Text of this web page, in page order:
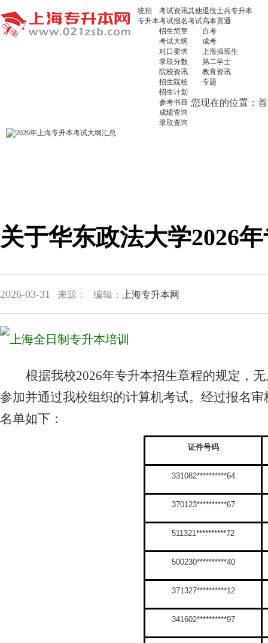
统招
专升本
考试资讯
考试报名
招生简章
考试大纲
对口要求
录取分数
院校资讯
招生院校
招生计划
参考书目
成绩查询
录取查询
其他
考试
退役士兵专升本
高本贯通
自考
成考
上海插班生
第二学士
教育资讯
专题
您现在的位置：
关于华东政法大学2026
2026-03-31 来源： 编辑： 上海专升本网
根据我校2026年专升本招生章程的规定， 无
参加并通过我校组织的计算机考试。 经过报名审
名单如下：
证件号码
331082**********64
370123**********67
511321**********72
500230**********40
371327**********12
341602**********97